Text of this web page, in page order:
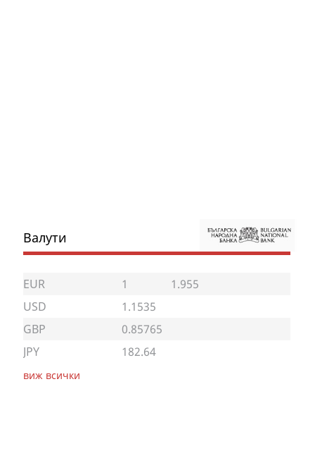
Валути
EUR 1
1.955
USD
1.1535
GBP
0.85765
JPY
182.64
виж всички